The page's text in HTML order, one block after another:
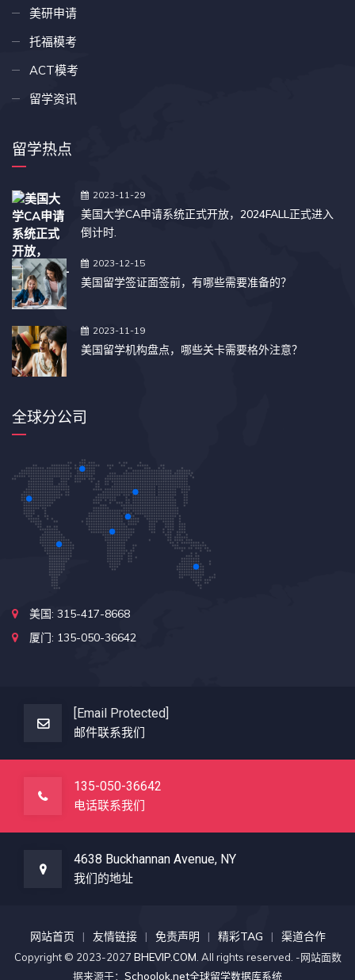
美研申请
托福模考
ACT模考
留学资讯
留学热点
2023-11-29
美国大学CA申请系统正式开放，2024FALL正式进入
倒计时.
2023-12-15
美国留学签证面签前，有哪些需要准备的？
2023-11-19
美国留学机构盘点，哪些关卡需要格外注意？
全球分公司
美国: 315-417-8668
厦门: 135-050-36642
[email Protected]
邮件联系我们
135-050-36642
电话联系我们
4638 Buckhannan Avenue, NY
我们的地址
网站首页 友情链接 免责声明 精彩TAG 渠道合作
Copyright © 2023-2027 BHEVIP.COM . All rights reserved. -网站面数
据来源于： Schoolok.net全球留学数据库系统